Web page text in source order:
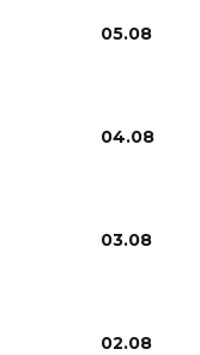
05.08
04.08
03.08
02.08